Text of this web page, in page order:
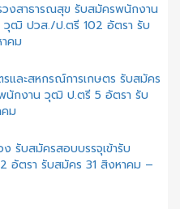
งสาธารณสุข รับสมัครพนักงาน
วุฒิ ปวส./ป.ตรี 102 อัตรา รับ
คม
รและสหกรณ์การเกษตร รับสมัคร
นักงาน วุฒิ ป.ตรี 5 อัตรา รับ
ม
รับสมัครสอบบรรจุเข้ารับ
อัตรา รับสมัคร 31 สิงหาคม –